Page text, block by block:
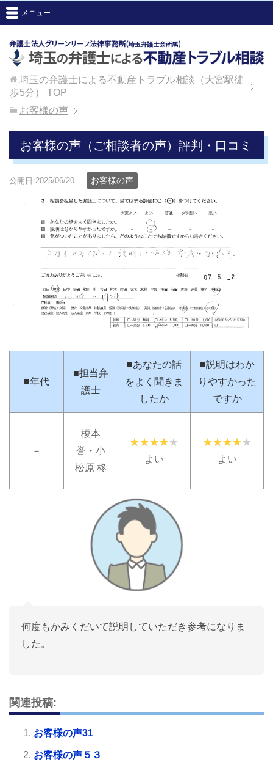
メニュー
埼玉の弁護士による不動産トラブル相談（大宮駅徒
歩5分）
TOP
お客様の声
お客様の声（ご相談者の声）評判・口コミ
公開日:2025/06/20 お客様の声
■年代
■担当弁
護士
■あなたの話
をよく聞きま
したか
■説明はわか
りやすかった
ですか
－
榎本
誉・小
松原 柊
よい よい
何度もかみくだいて説明していただき参考になりま
した。
関連投稿:
お客様の声31
お客様の声５３